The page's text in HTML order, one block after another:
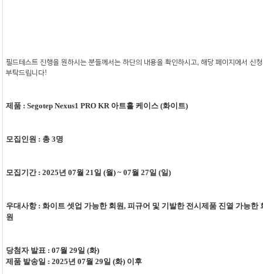
필드테스트 진행을 원하시는 분들께서는 하단의 내용을 확인하시고,해당 페이지에서 신청
부탁드립니다!
제품 :Segotep Nexus1 PRO KR 아트홀 케이스(화이트)
모집인원 : 총3명
모집기간 : 2025년07월21일(월) ~ 07월27일(일)
우대사항 :화이트 셋업 가능한 회원,피규어 및 기발한 전시제품 진열 가능한
원
당첨자 발표 : 07월29일(화)
제품 발송일 : 2025년07월29일(화) 이후